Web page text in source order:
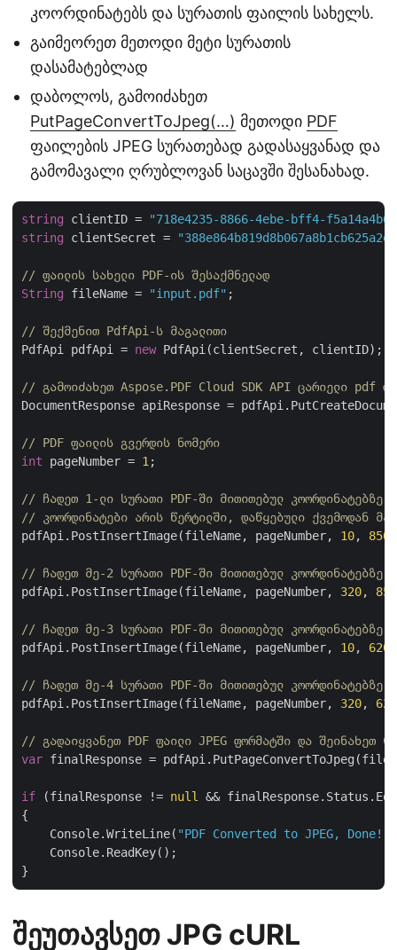
კოორდინატებს და სურათის ფაილის სახელს.
გაიმეორეთ მეთოდი მეტი სურათის
დასამატებლად
დაბოლოს, გამოიძახეთ
PutPageConvertToJpeg(…) მეთოდი PDF
ფაილების JPEG სურათებად გადასაყვანად და
გამომავალი ღრუბლოვან საცავში შესანახად.
string clientID =
"718e4235-8866-4ebe-bff4-
string clientSecret =
// ფაილის სახელი PDF-ის შესაქმნელად
String fileName = "input.pdf" ;
// შექმენით PdfApi-ს მაგალითი
PdfApi pdfApi = new PdfApi(clientSecret, clientID);
// გამოიძახეთ Aspose.PDF Cloud SDK API ცარიელი pdf
DocumentResponse apiResponse =
// PDF ფაილის გვერდის ნომერი
int pageNumber = 1 ;
// ჩადეთ 1-ლი სურათი PDF-ში მითითებულ კოორდინატებზე
// კოორდინატები არის წერტილში, დაწყებული ქვემოდან
pdfApi.PostInsertImage(fileName, pageNumber, 10, 850
// ჩადეთ მე-2 სურათი PDF-ში მითითებულ კოორდინატებზე
pdfApi.PostInsertImage(fileName, pageNumber, 320, 850
// ჩადეთ მე-3 სურათი PDF-ში მითითებულ კოორდინატებზე
pdfApi.PostInsertImage(fileName, pageNumber, 10, 620
// ჩადეთ მე-4 სურათი PDF-ში მითითებულ კოორდინატებზე
pdfApi.PostInsertImage(fileName, pageNumber, 320, 620
// გადაიყვანეთ PDF ფაილი JPEG ფორმატში და შეინახეთ
var finalResponse =
if (finalResponse != null
&&
{
    Console.WriteLine(
"PDF Converted to JPEG, Done!"
    Console.ReadKey();
შეუთავსეთ JPG cURL